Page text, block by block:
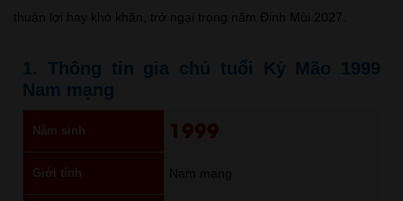
thuận lợi hay khó khăn, trở ngại trong năm Đinh Mùi 2027.
1. Thông tin gia chủ tuổi Kỷ Mão 1999
Nam mạng
Năm sinh 1999
Giới tính Nam mạng